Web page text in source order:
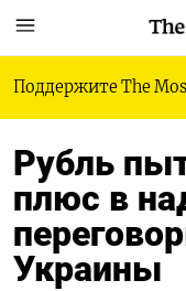
Поддержите The
Рубль
плюс в
Украины